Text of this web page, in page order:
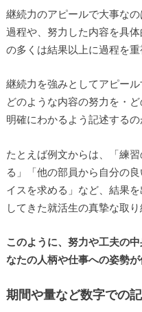
継続力のアピールで大事な
過程や、努力した内容を具
の多くは結果以上に過程を重
継続力を強みとしてアピー
どのような内容の努力を・
明確にわかるよう記述するの
たとえば例文からは、「練
る」「他の部員から自分の
イスを求める」など、結果
してきた就活生の真摯な取
このように、努力や工夫の
なたの人柄や仕事への姿勢が
期間や量など数字での